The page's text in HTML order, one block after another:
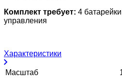
Комплект требует: 4
управления
Характеристики
Масштаб